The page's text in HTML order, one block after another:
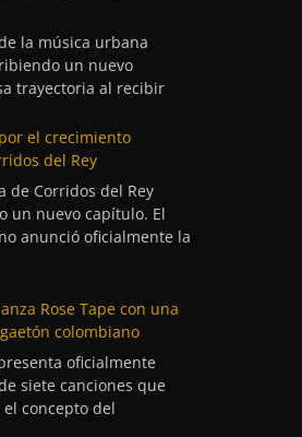
la música urbana
un nuevo
trayectoria al recibir
el crecimiento
del Rey
de Corridos del Rey
un nuevo capítulo. El
anunció oficialmente la
Rose Tape con una
colombiano
oficialmente
siete canciones que
concepto del